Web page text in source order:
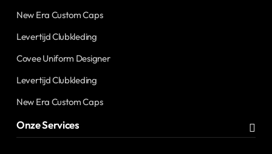
New Era Custom Caps
Levertijd Clubkleding
Covee Uniform Designer
Levertijd Clubkleding
New Era Custom Caps
Onze Services